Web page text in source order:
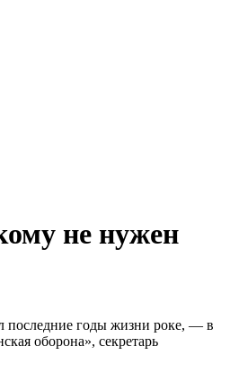
не нужен
последние годы жизни роке, — в
оборона», секретарь